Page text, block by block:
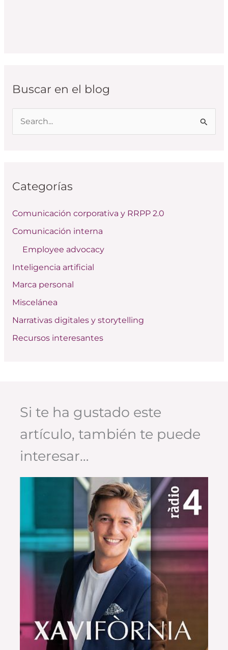
Buscar en el blog
a
p
o
:
Categorías
Comunicación corporativa y RRPP 2.0
Comunicación interna
Employee advocacy
Inteligencia artificial
Marca personal
Miscelánea
Narrativas digitales y storytelling
Recursos interesantes
Si te ha gustado este
artículo, también te puede
interesar…